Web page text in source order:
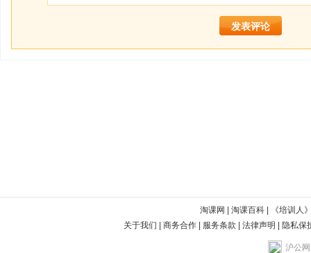
淘课网 淘课百科|
《培训人
关于我们
商务合作| 服务条款 法律声明 隐私保
沪公